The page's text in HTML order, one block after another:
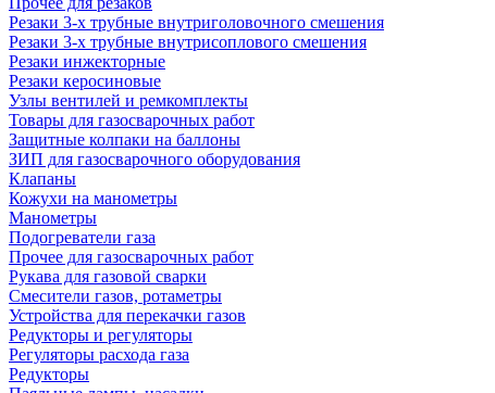
Резаки 3-х трубные внутриголовочного смешения
Резаки 3-х трубные внутрисоплового смешения
Резаки инжекторные
Резаки керосиновые
Узлы вентилей и ремкомплекты
Товары для газосварочных работ
Защитные колпаки на баллоны
ЗИП для газосварочного оборудования
Клапаны
Кожухи на манометры
Манометры
Подогреватели газа
Прочее для газосварочных работ
Рукава для газовой сварки
Смесители газов, ротаметры
Устройства для перекачки газов
Редукторы и регуляторы
Регуляторы расхода газа
Редукторы